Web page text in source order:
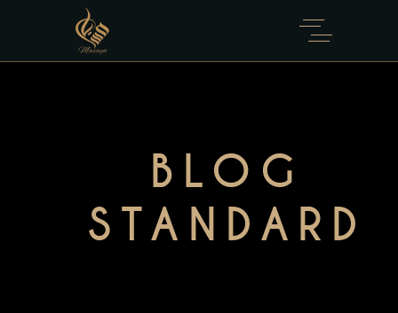
BLOG
STANDARD